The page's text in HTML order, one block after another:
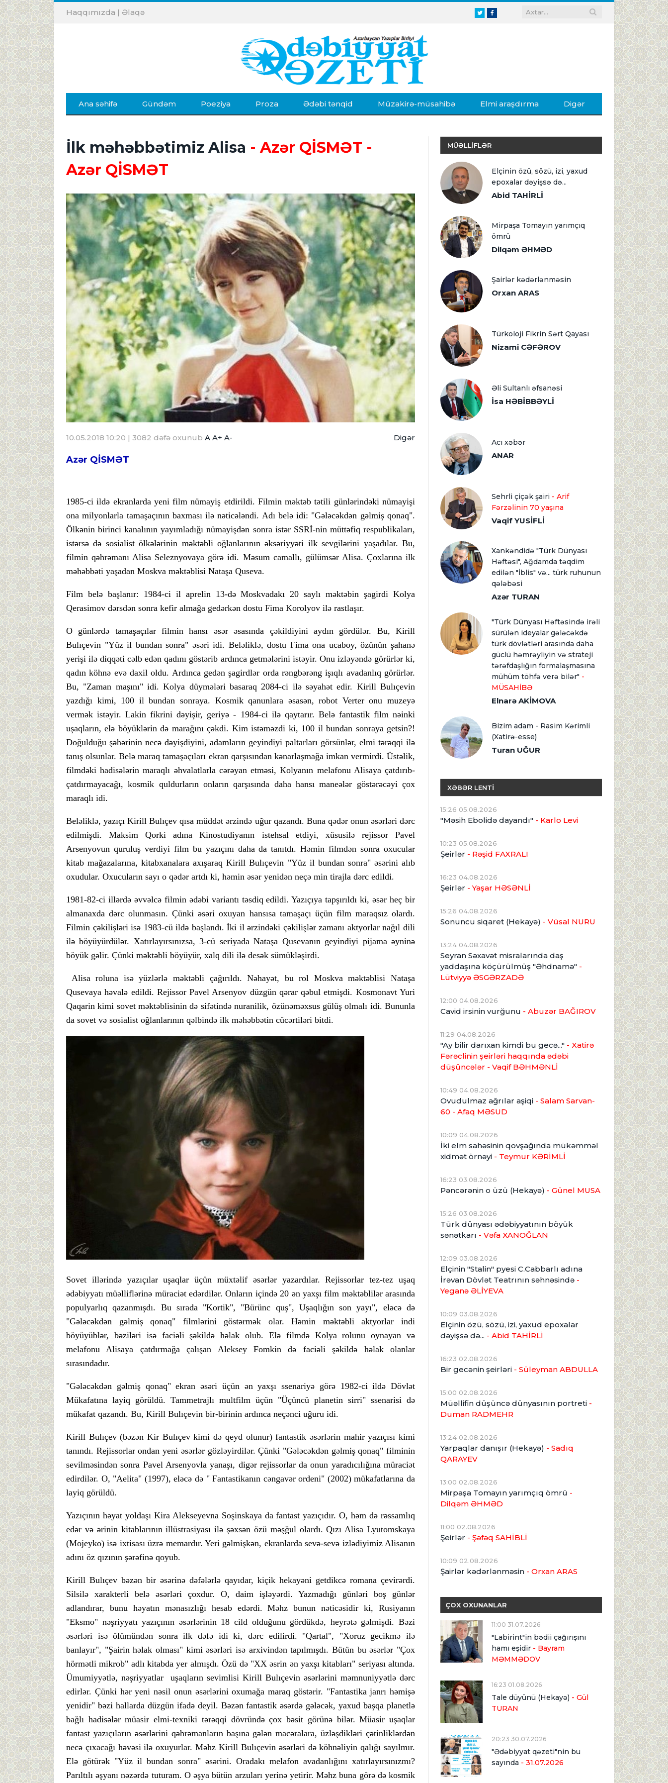
TwitterFacebook
Haqqımızda | Əlaqə
Ana səhifə Gündəm Poeziya Proza Ədəbi tənqid Müzakirə-müsahibə Elmi araşdırma Digər
İlk məhəbbətimiz Alisa - Azər QİSMƏT -
Azər QİSMƏT
10.05.2018 10:20 | 3082 dəfə oxunub A A+ A- Digər
Azər QİSMƏT
1985-ci ildə ekranlarda yeni film nümayiş etdirildi. Filmin məktəb tətili günlərindəki nümayişi
ona milyonlarla tamaşaçının baxması ilə nəticələndi. Adı belə idi: "Gələcəkdən gəlmiş qonaq".
Ölkənin birinci kanalının yayımladığı nümayişdən sonra istər SSRİ-nin müttəfiq respublikaları,
istərsə də sosialist ölkələrinin məktəbli oğlanlarının əksəriyyəti ilk sevgilərini yaşadılar. Bu,
filmin qəhrəmanı Alisa Seleznyovaya görə idi. Məsum camallı, gülümsər Alisa. Çoxlarına ilk
məhəbbəti yaşadan Moskva məktəblisi Nataşa Quseva.
Film belə başlanır: 1984-ci il aprelin 13-də Moskvadakı 20 saylı məktəbin şagirdi Kolya
Qerasimov dərsdən sonra kefir almağa gedərkən dostu Fima Korolyov ilə rastlaşır.
O günlərdə tamaşaçılar filmin hansı əsər əsasında çəkildiyini aydın gördülər. Bu, Kirill
Bulıçevin "Yüz il bundan sonra" əsəri idi. Beləliklə, dostu Fima ona ucaboy, özünün şahanə
yerişi ilə diqqəti cəlb edən qadını göstərib ardınca getmələrini istəyir. Onu izləyəndə görürlər ki,
qadın köhnə evə daxil oldu. Ardınca gedən şagirdlər orda rəngbərəng işıqlı avadanlıq görürlər.
Bu, "Zaman maşını" idi. Kolya düymələri basaraq 2084-ci ilə səyahət edir. Kirill Bulıçevin
yazdığı kimi, 100 il bundan sonraya. Kosmik qanunlara əsasən, robot Verter onu muzeyə
vermək istəyir. Lakin fikrini dəyişir, geriyə - 1984-ci ilə qaytarır. Belə fantastik film nəinki
uşaqların, elə böyüklərin də marağını çəkdi. Kim istəməzdi ki, 100 il bundan sonraya getsin?!
Doğulduğu şəhərinin necə dəyişdiyini, adamların geyindiyi paltarları görsünlər, elmi tərəqqi ilə
tanış olsunlar. Belə maraq tamaşaçıları ekran qarşısından kənarlaşmağa imkan vermirdi. Üstəlik,
filmdəki hadisələrin maraqlı əhvalatlarla cərəyan etməsi, Kolyanın melafonu Alisaya çatdırıb-
çatdırmayacağı, kosmik quldurların onların qarşısında daha hansı maneələr göstərəcəyi çox
maraqlı idi.
Beləliklə, yazıçı Kirill Bulıçev qısa müddət ərzində uğur qazandı. Buna qədər onun əsərləri dərc
edilmişdi. Maksim Qorki adına Kinostudiyanın istehsal etdiyi, xüsusilə rejissor Pavel
Arsenyovun quruluş verdiyi film bu yazıçını daha da tanıtdı. Həmin filmdən sonra oxucular
kitab mağazalarına, kitabxanalara axışaraq Kirill Bulıçevin "Yüz il bundan sonra" əsərini alıb
oxudular. Oxucuların sayı o qədər artdı ki, həmin əsər yenidən neçə min tirajla dərc edildi.
1981-82-ci illərdə əvvəlcə filmin ədəbi variantı təsdiq edildi. Yazıçıya tapşırıldı ki, əsər heç bir
almanaxda dərc olunmasın. Çünki əsəri oxuyan hansısa tamaşaçı üçün film maraqsız olardı.
Filmin çəkilişləri isə 1983-cü ildə başlandı. İki il ərzindəki çəkilişlər zamanı aktyorlar nağıl dili
ilə böyüyürdülər. Xatırlayırsınızsa, 3-cü seriyada Nataşa Qusevanın geyindiyi pijama əyninə
böyük gəlir. Çünki məktəbli böyüyür, xalq dili ilə desək sümükləşirdi.
Alisa roluna isə yüzlərlə məktəbli çağırıldı. Nəhayət, bu rol Moskva məktəblisi Nataşa
Qusevaya həvalə edildi. Rejissor Pavel Arsenyov düzgün qərar qəbul etmişdi. Kosmonavt Yuri
Qaqarin kimi sovet məktəblisinin də sifətində nuranilik, özünəməxsus gülüş olmalı idi. Bununla
da sovet və sosialist oğlanlarının qəlbində ilk məhəbbətin cücərtiləri bitdi.
Sovet illərində yazıçılar uşaqlar üçün müxtəlif əsərlər yazardılar. Rejissorlar tez-tez uşaq
ədəbiyyatı müəlliflərinə müraciət edərdilər. Onların içində 20 ən yaxşı film məktəblilər arasında
populyarlıq qazanmışdı. Bu sırada "Kortik", "Bürünc quş", Uşaqlığın son yayı", eləcə də
"Gələcəkdən gəlmiş qonaq" filmlərini göstərmək olar. Həmin məktəbli aktyorlar indi
böyüyüblər, bəziləri isə faciəli şəkildə həlak olub. Elə filmdə Kolya rolunu oynayan və
melafonu Alisaya çatdırmağa çalışan Aleksey Fomkin də faciəli şəkildə həlak olanlar
sırasındadır.
"Gələcəkdən gəlmiş qonaq" ekran əsəri üçün ən yaxşı ssenariyə görə 1982-ci ildə Dövlət
Mükafatına layiq görüldü. Tammetrajlı multfilm üçün "Üçüncü planetin sirri" ssenarisi də
mükafat qazandı. Bu, Kirill Bulıçevin bir-birinin ardınca neçənci uğuru idi.
Kirill Bulıçev (bəzən Kir Bulıçev kimi də qeyd olunur) fantastik əsərlərin mahir yazıçısı kimi
tanındı. Rejissorlar ondan yeni əsərlər gözləyirdilər. Çünki "Gələcəkdən gəlmiş qonaq" filminin
sevilməsindən sonra Pavel Arsenyovla yanaşı, digər rejissorlar da onun yaradıcılığına müraciət
edirdilər. O, "Aelita" (1997), eləcə də " Fantastikanın cəngavər ordeni" (2002) mükafatlarına da
layiq görüldü.
Yazıçının həyat yoldaşı Kira Alekseyevna Soşinskaya da fantast yazıçıdır. O, həm də rəssamlıq
edər və ərinin kitablarının illüstrasiyası ilə şəxsən özü məşğul olardı. Qızı Alisa Lyutomskaya
(Mojeyko) isə ixtisası üzrə memardır. Yeri gəlmişkən, ekranlarda sevə-sevə izlədiyimiz Alisanın
adını öz qızının şərəfinə qoyub.
Kirill Bulıçev bəzən bir əsərinə dəfələrlə qayıdar, kiçik hekayəni getdikcə romana çevirərdi.
Silsilə xarakterli belə əsərləri çoxdur. O, daim işləyərdi. Yazmadığı günləri boş günlər
adlandırar, bunu həyatın mənasızlığı hesab edərdi. Məhz bunun nəticəsidir ki, Rusiyanın
"Eksmo" nəşriyyatı yazıçının əsərlərinin 18 cild olduğunu gördükdə, heyrətə gəlmişdi. Bəzi
əsərləri isə ölümündən sonra ilk dəfə idi ki, dərc edilirdi. "Qartal", "Xoruz gecikmə ilə
banlayır", "Şairin həlak olması" kimi əsərləri isə arxivindən tapılmışdı. Bütün bu əsərlər "Çox
hörmətli mikrob" adlı kitabda yer almışdı. Özü də "XX əsrin ən yaxşı kitabları" seriyası altında.
Ümumiyyətlə, nəşriyyatlar uşaqların sevimlisi Kirill Bulıçevin əsərlərini məmnuniyyətlə dərc
edirlər. Çünki hər yeni nəsil onun əsərlərini oxumağa maraq göstərir. "Fantastika janrı həmişə
yenidir" bəzi hallarda düzgün ifadə deyil. Bəzən fantastik əsərdə gələcək, yaxud başqa planetlə
bağlı hadisələr müasir elmi-texniki tərəqqi dövründə çox bəsit görünə bilər. Müasir uşaqlar
fantast yazıçıların əsərlərini qəhrəmanların başına gələn macəralara, üzləşdikləri çətinliklərdən
necə çıxacağı həvəsi ilə oxuyurlar. Məhz Kirill Bulıçevin əsərləri də köhnəliyin qalığı sayılmır.
Elə götürək "Yüz il bundan sonra" əsərini. Oradakı melafon avadanlığını xatırlayırsınızmı?
Parıltılı əşyanı nəzərdə tuturam. O əşya bütün arzuları yerinə yetirir. Məhz buna görə də kosmik
MÜƏLLİFLƏR
Elçinin özü, sözü, izi, yaxud
epoxalar dəyişsə də...
Abid TAHİRLİ
Mirpaşa Tomayın yarımçıq
ömrü
Dilqəm ƏHMƏD
Şairlər kədərlənməsin
Orxan ARAS
Türkoloji Fikrin Sərt Qayası
Nizami CƏFƏROV
Əli Sultanlı əfsanəsi
İsa HƏBİBBƏYLİ
Acı xəbər
ANAR
Sehrli çiçək şairi - Arif
Fərzəlinin 70 yaşına
Vaqif YUSİFLİ
Xankəndidə "Türk Dünyası
Həftəsi", Ağdamda təqdim
edilən "İblis" və... türk ruhunun
qələbəsi
Azər TURAN
"Türk Dünyası Həftəsində irəli
sürülən ideyalar gələcəkdə
türk dövlətləri arasında daha
güclü həmrəyliyin və strateji
tərəfdaşlığın formalaşmasına
mühüm töhfə verə bilər" -
MÜSAHİBƏ
Elnarə AKİMOVA
Bizim adam - Rasim Kərimli
(Xatirə-esse)
Turan UĞUR
XƏBƏR LENTİ
15:26 05.08.2026
"Məsih Ebolidə dayandı" - Karlo Levi
10:23 05.08.2026
Şeirlər - Rəşid FAXRALI
16:23 04.08.2026
Şeirlər - Yaşar HƏSƏNLİ
15:26 04.08.2026
Sonuncu siqaret (Hekayə) - Vüsal NURU
13:24 04.08.2026
Seyran Səxavət misralarında daş
yaddaşına köçürülmüş "Əhdnamə" -
Lütviyyə ƏSGƏRZADƏ
12:00 04.08.2026
Cavid irsinin vurğunu - Abuzər BAĞIROV
11:29 04.08.2026
"Ay bilir darıxan kimdi bu gecə..." - Xatirə
Fərəclinin şeirləri haqqında ədəbi
düşüncələr - Vaqif BƏHMƏNLİ
10:49 04.08.2026
Ovudulmaz ağrılar aşiqi - Salam Sarvan-
60 - Afaq MƏSUD
10:09 04.08.2026
İki elm sahəsinin qovşağında mükəmməl
xidmət örnəyi - Teymur KƏRİMLİ
16:23 03.08.2026
Pəncərənin o üzü (Hekayə) - Günel MUSA
15:26 03.08.2026
Türk dünyası ədəbiyyatının böyük
sənətkarı - Vəfa XANOĞLAN
12:09 03.08.2026
Elçinin "Stalin" pyesi C.Cabbarlı adına
İrəvan Dövlət Teatrının səhnəsində -
Yeganə ƏLİYEVA
10:09 03.08.2026
Elçinin özü, sözü, izi, yaxud epoxalar
dəyişsə də... - Abid TAHİRLİ
16:23 02.08.2026
Bir gecənin şeirləri - Süleyman ABDULLA
15:00 02.08.2026
Müəllifin düşüncə dünyasının portreti -
Duman RADMEHR
13:24 02.08.2026
Yarpaqlar danışır (Hekayə) - Sadıq
QARAYEV
13:00 02.08.2026
Mirpaşa Tomayın yarımçıq ömrü -
Dilqəm ƏHMƏD
11:00 02.08.2026
Şeirlər - Şəfəq SAHİBLİ
10:09 02.08.2026
Şairlər kədərlənməsin - Orxan ARAS
ÇOX OXUNANLAR
11:00 31.07.2026
"Labirint"in bədii çağırışını
hamı eşidir - Bayram
MƏMMƏDOV
16:23 01.08.2026
Tale düyünü (Hekayə) - Gül
TURAN
20:23 30.07.2026
"Ədəbiyyat qəzeti"nin bu
sayında - 31.07.2026